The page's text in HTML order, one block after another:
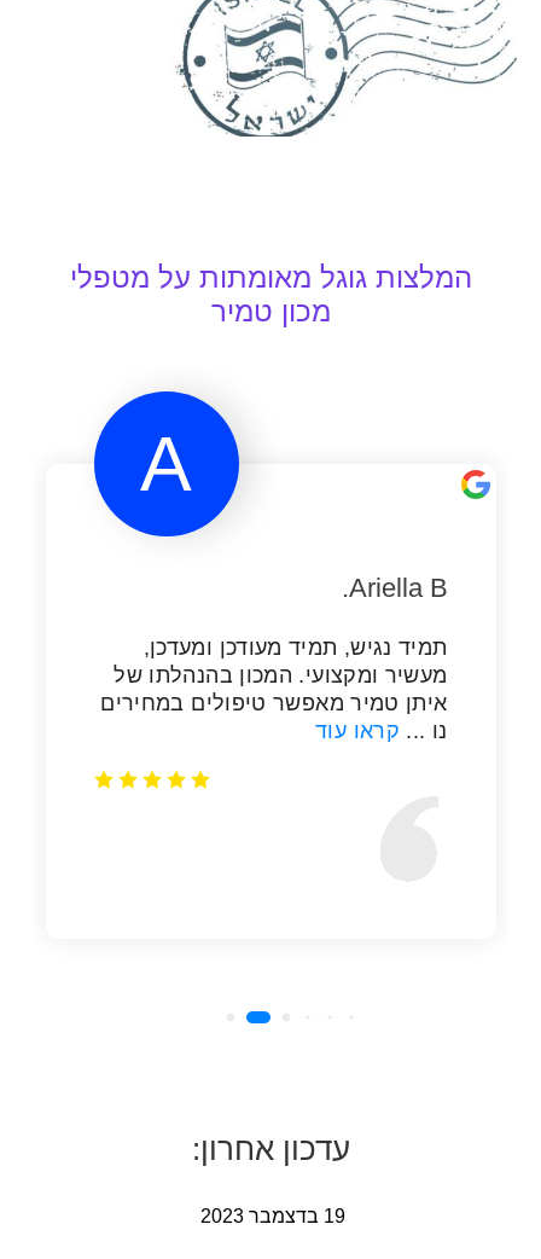
עדכון אחרון:
19 בדצמבר 2023